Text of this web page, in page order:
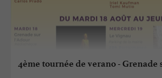
4ème tournée de verano - Grenade